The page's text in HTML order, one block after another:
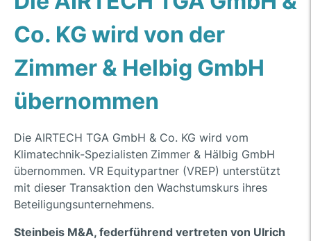
Co. KG wird von der
Zimmer & Helbig GmbH
übernommen
Die AIRTECH TGA GmbH & Co. KG wird vom
Klimatechnik-Spezialisten Zimmer & Hälbig GmbH
übernommen. VR Equitypartner (VREP) unterstützt
mit dieser Transaktion den Wachstumskurs ihres
Beteiligungsunternehmens.
Steinbeis M&A, federführend vertreten von Ulrich